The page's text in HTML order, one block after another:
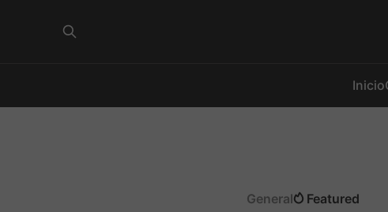
Inicio
General Featured